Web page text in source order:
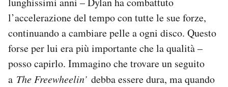
l’accelerazione del tempo con tutte le sue forze,
continuando a cambiare pelle a ogni disco. Questo
forse per lui era più importante che la qualità –
posso capirlo. Immagino che trovare un seguito
a The Freewheelin’ debba essere dura, ma quando